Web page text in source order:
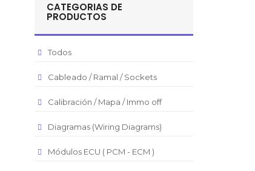
CATEGORIAS DE
PRODUCTOS
Todos
Cableado / Ramal / Sockets
Calibración / Mapa / Immo off
Diagramas (Wiring Diagrams)
Módulos ECU ( PCM - ECM )